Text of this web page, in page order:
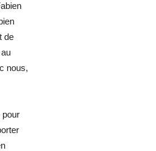
de
nous,
pour